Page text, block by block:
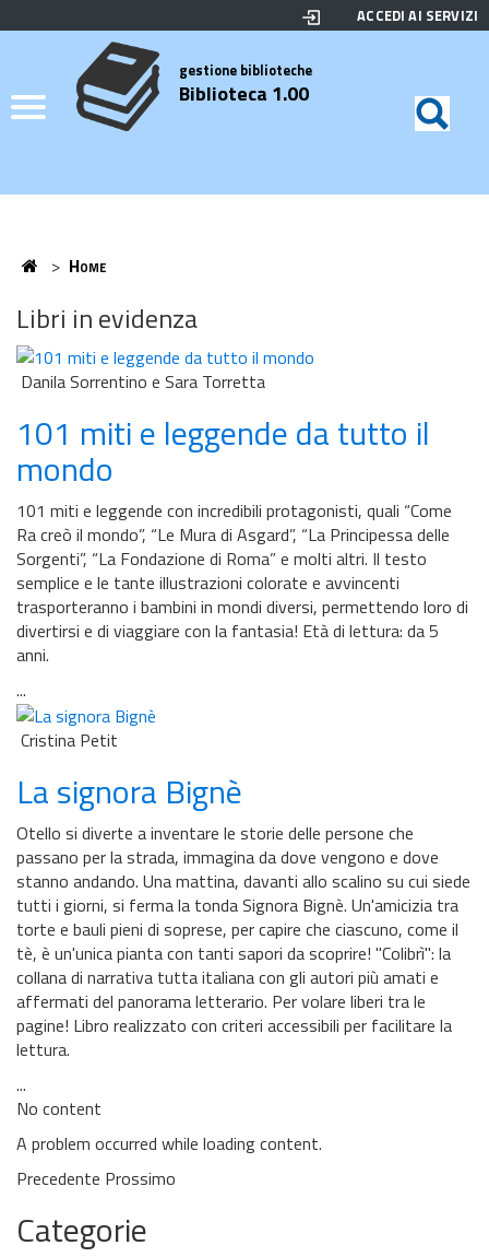
Elenco
Credits
ACCEDI AI SERVIZI
Biblioteca gestione biblioteche
Biblioteca 1.00 di
Home
> Home
Libri in evidenza
Danila Sorrentino e Sara Torretta
101 miti e leggende da tutto il
mondo
101 miti e leggende con incredibili protagonisti, quali “Come
Ra creò il mondo”, “Le Mura di Asgard”, “La Principessa delle
Sorgenti”, “La Fondazione di Roma” e molti altri. Il testo
semplice e le tante illustrazioni colorate e avvincenti
trasporteranno i bambini in mondi diversi, permettendo loro di
divertirsi e di viaggiare con la fantasia! Età di lettura: da 5
anni.
...
Cristina Petit
La signora Bignè
Otello si diverte a inventare le storie delle persone che
passano per la strada, immagina da dove vengono e dove
stanno andando. Una mattina, davanti allo scalino su cui siede
tutti i giorni, si ferma la tonda Signora Bignè. Un'amicizia tra
torte e bauli pieni di soprese, per capire che ciascuno, come il
tè, è un'unica pianta con tanti sapori da scoprire! ''Colibrì'': la
collana di narrativa tutta italiana con gli autori più amati e
affermati del panorama letterario. Per volare liberi tra le
pagine! Libro realizzato con criteri accessibili per facilitare la
lettura.
...
No content
A problem occurred while loading content.
Precedente Prossimo
Categorie